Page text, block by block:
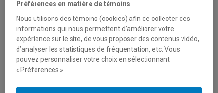
(19 mai 2022) Webinaire – Penser l’immobilier autrement |
Adapter les stratégies d’investissement dans un monde
complexe – Debbie Cordeiro, Joannie Tanguay, Andrée De
Préférences en matière de témoins
Nous utilisons des témoins (cookies) afin de collecter des
informations qui nous permettent d’améliorer votre
expérience sur le site, de vous proposer des contenus vidéo,
d’analyser les statistiques de fréquentation, etc. Vous
pouvez personnaliser votre choix en sélectionnant
« Préférences ».